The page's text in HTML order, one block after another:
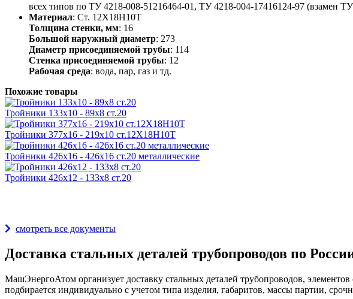
всех типов по ТУ 4218-008-51216464-01, ТУ 4218-004-17416124-97 (взамен
Материал: Ст. 12Х18Н10Т
Толщина стенки, мм: 16
Большой наружный диаметр: 273
Диаметр присоединяемой трубы: 114
Стенка присоединяемой трубы: 12
Рабочая среда: вода, пар, газ и тд.
Похожие товары
Тройники 133х10 - 89х8 ст.20
Тройники 377х16 - 219х10 ст.12Х18Н10Т
Тройники 426х16 - 426х16 ст.20 металлические
Тройники 426х12 - 133х8 ст.20
смотреть все документы
Доставка стальных деталей трубопроводов по
МашЭнергоАтом организует доставку стальных деталей трубопроводов,
подбирается индивидуально с учетом типа изделия, габаритов, массы партии,